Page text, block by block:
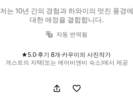
저는 10년 간의 경험과 하와이의 멋진 풍경에
대한 애정을 결합합니다.
자동 번역됨
5.0 ,
·후기 8개
, ·카우이의 사진작가
게스트의 자택(또는 에어비앤비 숙소)에서 제공